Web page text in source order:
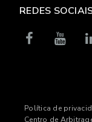
REDES
Política de
Centro de